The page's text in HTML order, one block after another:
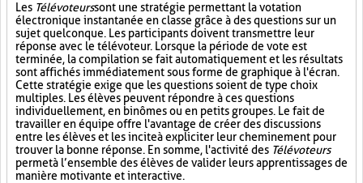
Les Télévoteurssont une stratégie permettant la votation
électronique instantanée en classe grâce à des questions sur un
sujet quelconque. Les participants doivent transmettre leur
réponse avec le télévoteur. Lorsque la période de vote est
terminée, la compilation se fait automatiquement et les résultats
sont affichés immédiatement sous forme de graphique à l'écran.
Cette stratégie exige que les questions soient de type choix
multiples. Les élèves peuvent répondre à ces questions
individuellement, en binômes ou en petits groupes. Le fait de
travailler en équipe offre l'avantage de créer des discussions
entre les élèves et les incite à expliciter leur cheminement pour
trouver la bonne réponse. En somme, l'activité des Télévoteurs
permet à l’ensemble des élèves de valider leurs apprentissages de
manière motivante et interactive.